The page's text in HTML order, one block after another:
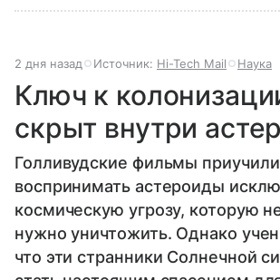
2 дня назад Источник: Hi-Tech Mail Наука
Ключ к
скрыт внутри
Голливудские фильмы
воспринимать астероиды
космическую угрозу, которую
нужно уничтожить. Однако
что эти странники Солнечной